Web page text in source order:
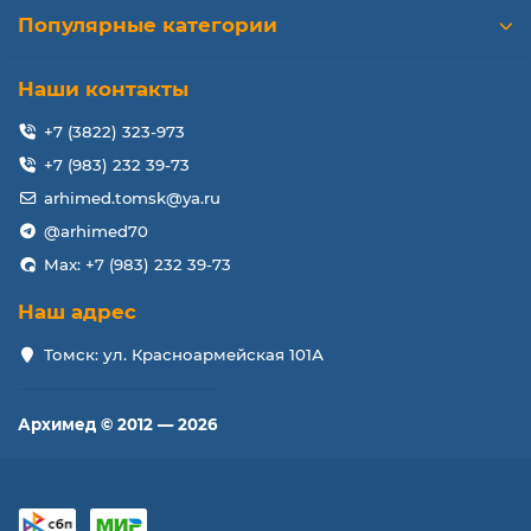
MacBook Pro 15-inch MB134XA
A1175, MA348GA, MA463LLA, MA464LLA, MA600LLA,
Популярные категории
Наши контакты
+7 (3822) 323-973
+7 (983) 232 39-73
arhimed.tomsk@ya.ru
@arhimed70
Max: +7 (983) 232 39-73
Наш адрес
Томск: ул. Красноармейская 101А
Архимед © 2012 — 2026